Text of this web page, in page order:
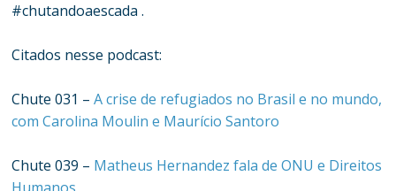
#chutandoaescada .
Citados nesse podcast:
Chute 031 –A crise de refugiados no Brasil e no mundo,
com Carolina Moulin e Maurício Santoro
Chute 039 – Matheus Hernandez fala de ONU e Direitos